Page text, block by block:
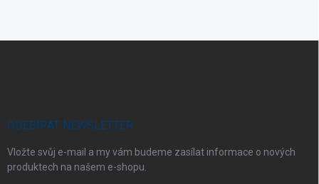
ODEBÍRAT NEWSLETTER
Vložte svůj e-mail a my vám budeme zasílat informace o nových
produktech na našem e-shopu.